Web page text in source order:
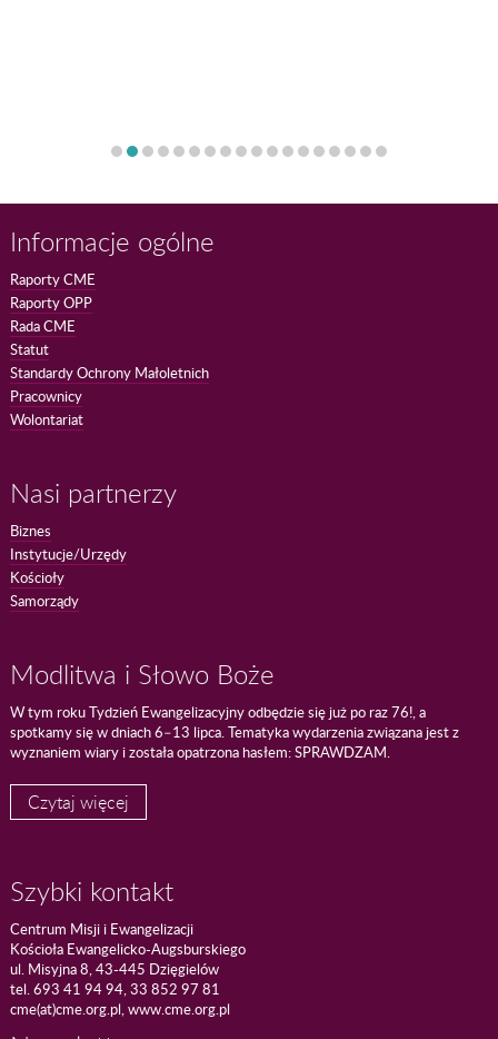
Informacje ogólne
Raporty CME
Raporty OPP
Rada CME
Statut
Standardy Ochrony Małoletnich
Pracownicy
Wolontariat
Nasi partnerzy
Biznes
Instytucje/Urzędy
Kościoły
Samorządy
Modlitwa i Słowo Boże
W tym roku Tydzień Ewangelizacyjny odbędzie się już po raz 76!, a
spotkamy się w dniach 6–13 lipca. Tematyka wydarzenia związana jest z
wyznaniem wiary i została opatrzona hasłem: SPRAWDZAM.
Czytaj więcej
Szybki kontakt
Centrum Misji i Ewangelizacji
Kościoła Ewangelicko-Augsburskiego
ul. Misyjna 8, 43-445 Dzięgielów
tel. 693 41 94 94, 33 852 97 81
cme(at)cme.org.pl, www.cme.org.pl